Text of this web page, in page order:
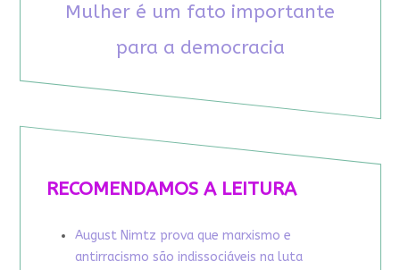
Mulher é um fato importante
para a democracia
RECOMENDAMOS A LEITURA
August Nimtz prova que marxismo e
antirracismo são indissociáveis na luta